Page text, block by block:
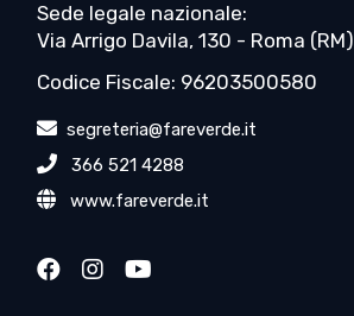
Sede legale nazionale:
Via Arrigo Davila, 130 - Roma (RM)
Codice Fiscale: 96203500580
segreteria@fareverde.it
366 521 4288
www.fareverde.it